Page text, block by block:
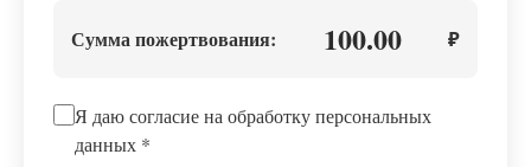
Сумма пожертвования: 100.00 ₽
Я даю согласие на обработку персональных
данных *